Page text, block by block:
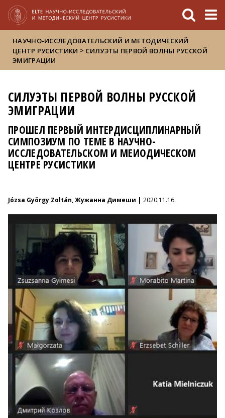
НАУЧНО-ИССЛЕДОВАТЕЛЬСКИЙ И МЕТОДИЧЕСКИЙ
ЦЕНТР РУСИСТИКИ > СИЛУЭТЫ ПЕРВОЙ ВОЛНЫ РУССКОЙ
ЭМИГРАЦИИ
СИЛУЭТЫ ПЕРВОЙ ВОЛНЫ РУССКОЙ
ЭМИГРАЦИИ
ПРОШЕЛ ПЕРВЫЙ ИНТЕРДИСЦИПЛИНАРНЫЙ
СИМПОЗИУМ ПО ТЕМЕ В НАУЧНО-
ИССЛЕДОВАТЕЛЬСКОМ И МЕИОДИЧЕСКОМ
ЦЕНТРЕ РУСИСТИКИ
Józsa György Zoltán, Жужанна Димеши | 2020.11.16.